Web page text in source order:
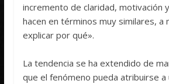
incremento de claridad, motivación
hacen en términos muy similares, a
explicar por qué».
La tendencia se ha extendido de
que el fenómeno pueda atribuirse a